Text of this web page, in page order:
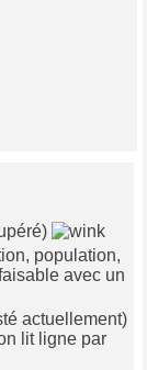
population,
avec un
actuellement)
lit ligne par